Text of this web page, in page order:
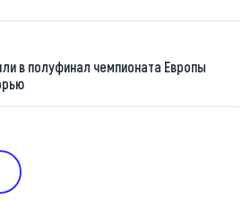
в полуфинал чемпионата Европы